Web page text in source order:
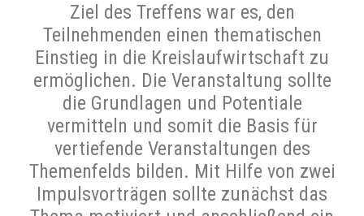
Ziel des Treffens war es, den
Teilnehmenden einen thematischen
Einstieg in die Kreislaufwirtschaft zu
ermöglichen. Die Veranstaltung sollte
die Grundlagen und Potentiale
vermitteln und somit die Basis für
vertiefende Veranstaltungen des
Themenfelds bilden. Mit Hilfe von zwei
Impulsvorträgen sollte zunächst das